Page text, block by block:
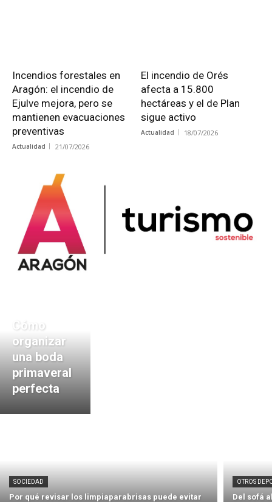
Incendios forestales en
Aragón: el incendio de
Ejulve mejora, pero se
mantienen evacuaciones
preventivas
Actualidad 21/07/2026
El incendio de Orés
afecta a 15.800
hectáreas y el de Plan
sigue activo
Actualidad 18/07/2026
Cómo
organizar
una boda
primaveral
perfecta
SOCIEDAD
Por qué revisar los limpiaparabrisas puede evitar
OTROS
Del sofá